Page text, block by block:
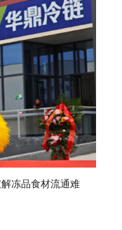
冻品食材流通难